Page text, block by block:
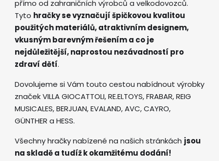
přímo od zahraničních výrobců a velkodovozců.
Tyto hračky se vyznačují špičkovou kvalitou
použitých materiálů, atraktivním designem,
vkusným barevným řešením a co je
nejdůležitější, naprostou nezávadností pro
zdraví dětí.
Dovolujeme si Vám touto cestou nabídnout výrobky
značek VILLA GIOCATTOLI, RE.ELTOYS, FRABAR, REIG
MUSICALES, BERJUAN, EVALAND, AVC, CAYRO,
GÜNTHER a HESS.
Všechny hračky nabízené na našich stránkách jsou
na skladě a tudíž k okamžitému dodání!